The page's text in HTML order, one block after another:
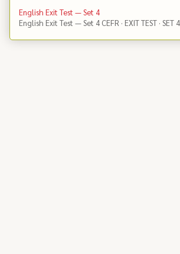
English Exit Test — Set 4
English Exit Test — Set 4 CEFR · EXIT TEST ·